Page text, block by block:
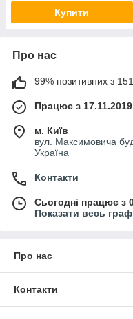
Купити
Про нас
99% позитивних з 151
Працює з 17.11.2019
м. Київ
вул. Максимовича
Україна
Контакти
Сьогодні працює з
Показати весь
Про нас
Контакти